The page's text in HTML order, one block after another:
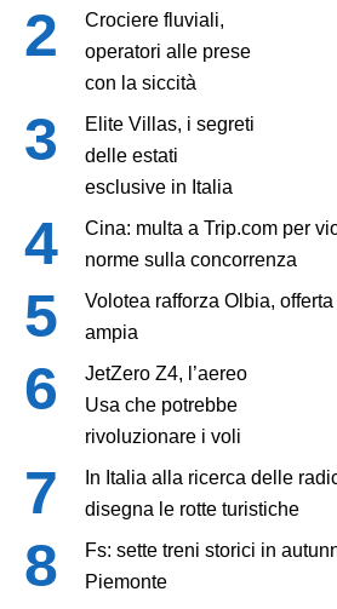
Crociere fluviali,
operatori alle prese
con la siccità
Elite Villas, i segreti
delle estati
esclusive in Italia
Cina: multa a Trip.com per
norme sulla concorrenza
Volotea rafforza Olbia,
ampia
JetZero Z4, l’aereo
Usa che potrebbe
rivoluzionare i voli
In Italia alla ricerca delle
disegna le rotte turistiche
Fs: sette treni storici in
Piemonte